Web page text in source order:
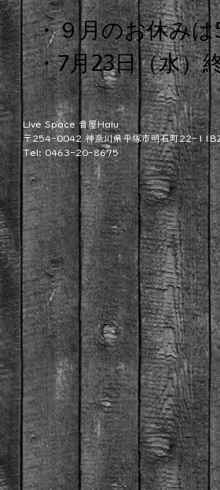
・９月のお休み
・​​7月23日（水）
・2025年6月9日
Live Space 音屋Halu
〒254-0042 神奈川県平塚市明石町22-
Tel: 0463-20-8675